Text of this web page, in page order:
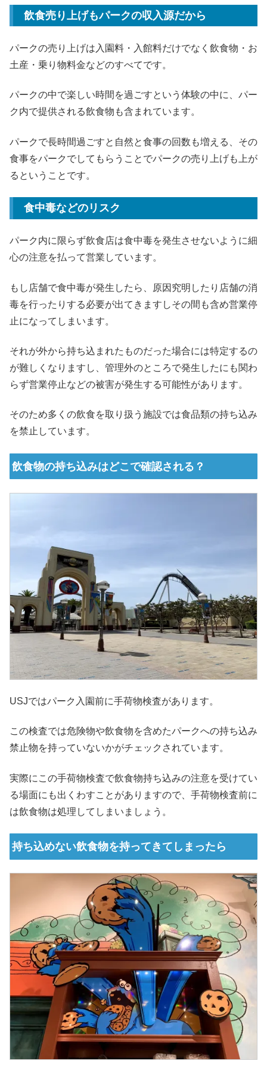
飲食売り上げもパークの収入源だから
パークの売り上げは入園料・入館料だけでなく飲食物・お
土産・乗り物料金などのすべてです。
パークの中で楽しい時間を過ごすという体験の中に、パー
ク内で提供される飲食物も含まれています。
パークで長時間過ごすと自然と食事の回数も増える、その
食事をパークでしてもらうことでパークの売り上げも上が
るということです。
食中毒などのリスク
パーク内に限らず飲食店は食中毒を発生させないように細
心の注意を払って営業しています。
もし店舗で食中毒が発生したら、原因究明したり店舗の消
毒を行ったりする必要が出てきますしその間も含め営業停
止になってしまいます。
それが外から持ち込まれたものだった場合には特定するの
が難しくなりますし、管理外のところで発生したにも関わ
らず営業停止などの被害が発生する可能性があります。
そのため多くの飲食を取り扱う施設では食品類の持ち込み
を禁止しています。
飲食物の持ち込みはどこで確認される？
USJではパーク入園前に手荷物検査があります。
この検査では危険物や飲食物を含めたパークへの持ち込み
禁止物を持っていないかがチェックされています。
実際にこの手荷物検査で飲食物持ち込みの注意を受けてい
る場面にも出くわすことがありますので、手荷物検査前に
は飲食物は処理してしまいましょう。
持ち込めない飲食物を持ってきてしまったら